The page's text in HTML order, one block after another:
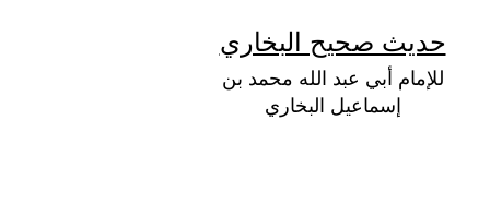
المحتوى
حديث صحيح البخاري
للإمام أبي عبد الله محمد بن
إسماعيل البخاري